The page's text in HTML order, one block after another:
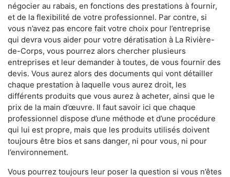
négocier au rabais, en fonctions des prestations à fournir,
et de la flexibilité de votre professionnel. Par contre, si
vous n’avez pas encore fait votre choix pour l’entreprise
qui devra vous aider pour votre dératisation à La Rivière-
de-Corps, vous pourrez alors chercher plusieurs
entreprises et leur demander à toutes, de vous fournir des
devis. Vous aurez alors des documents qui vont détailler
chaque prestation à laquelle vous aurez droit, les
différents produits que vous aurez à acheter, ainsi que le
prix de la main d’œuvre. Il faut savoir ici que chaque
professionnel dispose d’une méthode et d’une procédure
qui lui est propre, mais que les produits utilisés doivent
toujours être bios et sans danger, ni pour vous, ni pour
l’environnement.
Vous pourrez toujours leur poser la question si vous n’êtes